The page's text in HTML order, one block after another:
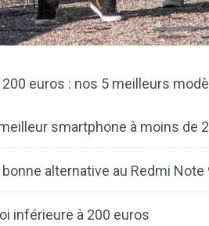
euros : nos 5 meilleurs
smartphone à moins de
alternative au Redmi Note
inférieure à 200 euros